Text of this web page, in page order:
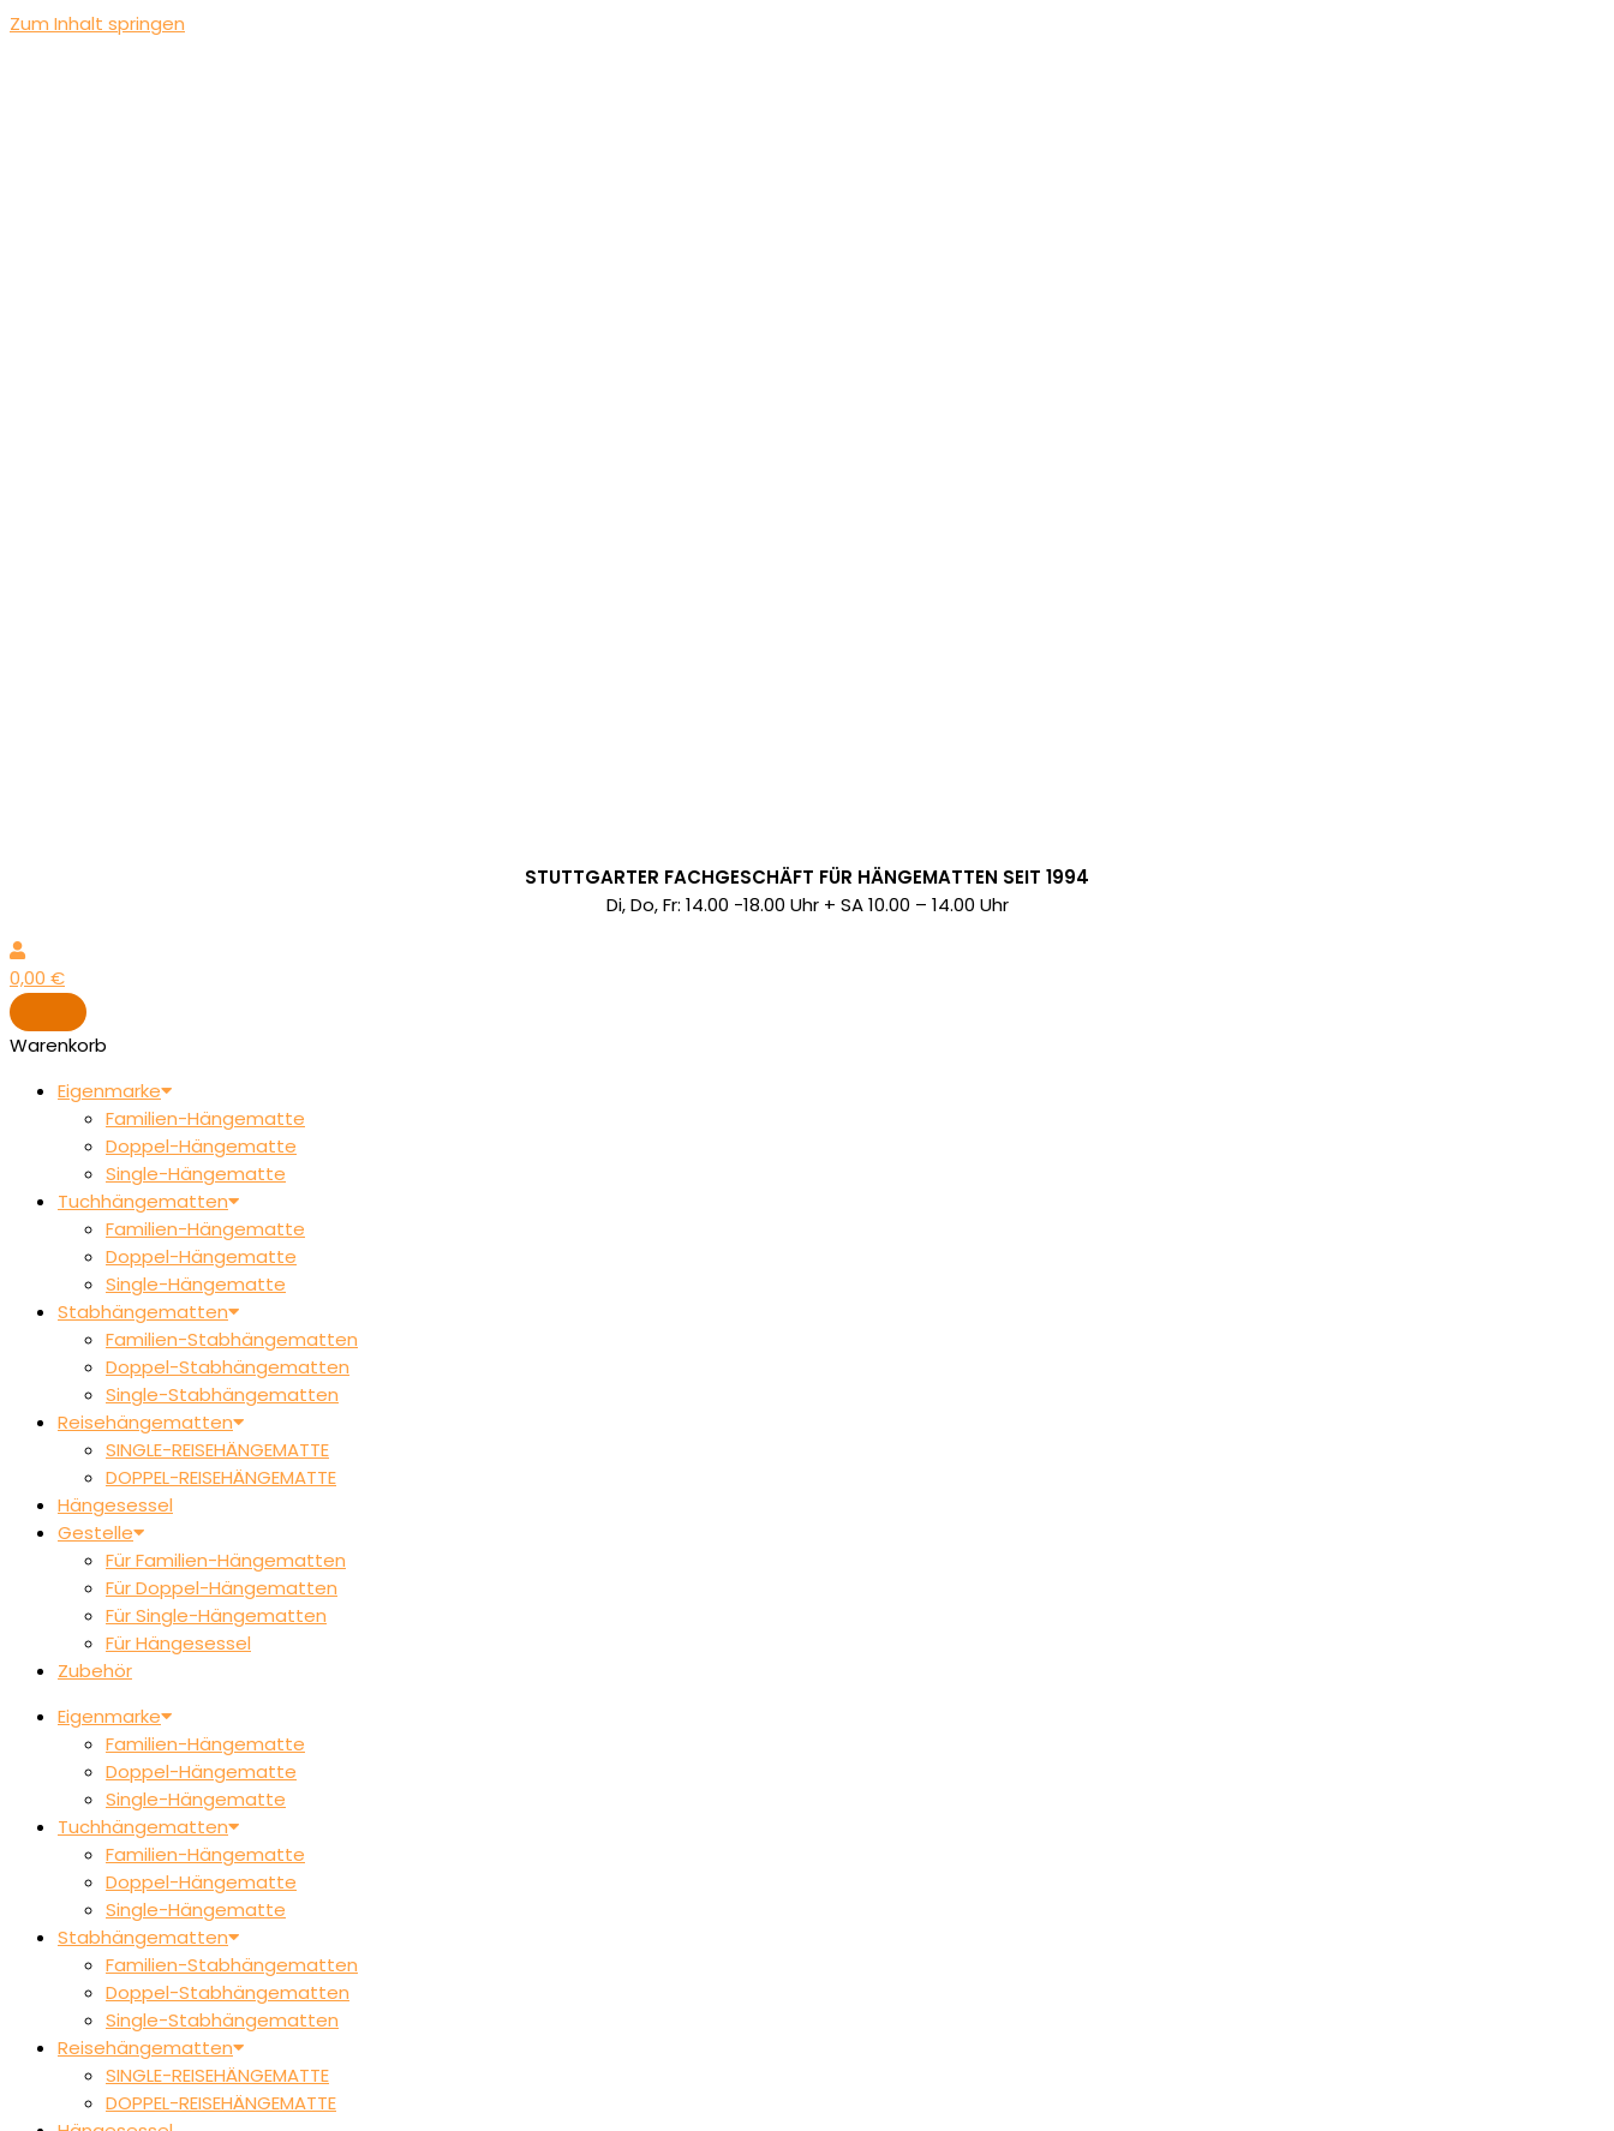
Zum Inhalt springen
STUTTGARTER FACHGESCHÄFT FÜR HÄNGEMATTEN SEIT 1994
Di, Do, Fr: 14.00 -18.00 Uhr + SA 10.00 – 14.00 Uhr
0,00 €
Warenkorb
Eigenmarke
Familien-Hängematte
Doppel-Hängematte
Single-Hängematte
Tuchhängematten
Familien-Hängematte
Doppel-Hängematte
Single-Hängematte
Stabhängematten
Familien-Stabhängematten
Doppel-Stabhängematten
Single-Stabhängematten
Reisehängematten
SINGLE-REISEHÄNGEMATTE
DOPPEL-REISEHÄNGEMATTE
Hängesessel
Gestelle
Für Familien-Hängematten
Für Doppel-Hängematten
Für Single-Hängematten
Für Hängesessel
Zubehör
Eigenmarke
Familien-Hängematte
Doppel-Hängematte
Single-Hängematte
Tuchhängematten
Familien-Hängematte
Doppel-Hängematte
Single-Hängematte
Stabhängematten
Familien-Stabhängematten
Doppel-Stabhängematten
Single-Stabhängematten
Reisehängematten
SINGLE-REISEHÄNGEMATTE
DOPPEL-REISEHÄNGEMATTE